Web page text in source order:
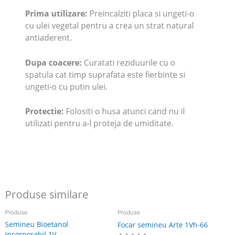
Prima utilizare: Preincalziti placa si ungeti-o
cu ulei vegetal pentru a crea un strat natural
antiaderent.
Dupa coacere: Curatati reziduurile cu o
spatula cat timp suprafata este fierbinte si
ungeti-o cu putin ulei.
Protectie: Folositi o husa atunci cand nu il
utilizati pentru a-l proteja de umiditate.
Produse similare
Produse
Semineu Bioetanol
Produse
Focar semineu Arte 1Vh-66